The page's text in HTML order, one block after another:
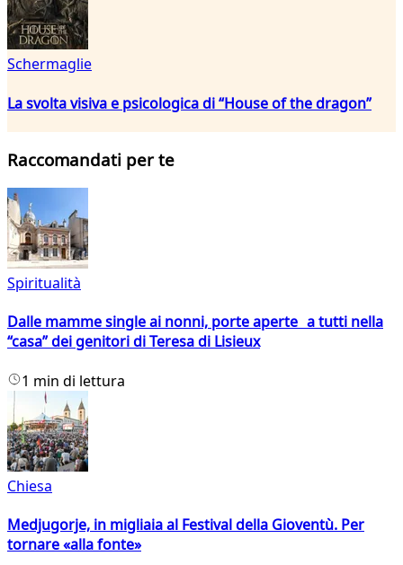
Schermaglie
La svolta visiva e psicologica di “House of the dragon”
Raccomandati per te
Spiritualità
Dalle mamme single ai nonni, porte aperte a tutti nella
“casa” dei genitori di Teresa di Lisieux
1 min di lettura
Chiesa
Medjugorje, in migliaia al Festival della Gioventù. Per
tornare «alla fonte»